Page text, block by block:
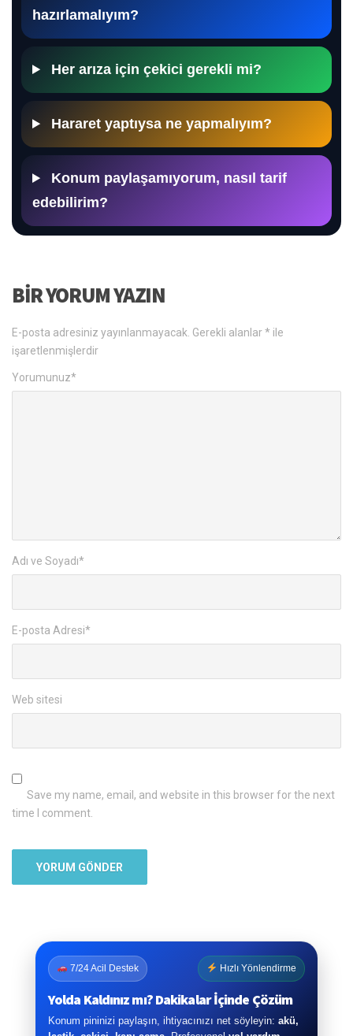
hazırlamalıyım?
Her arıza için çekici gerekli mi?
Hararet yaptıysa ne yapmalıyım?
Konum paylaşamıyorum, nasıl tarif
edebilirim?
BIR YORUM YAZIN
E-posta adresiniz yayınlanmayacak. Gerekli alanlar* ile
işaretlenmişlerdir
Yorumunuz*
Adı ve Soyadı*
E-posta Adresi*
Web sitesi
Save my name, email, and website in this browser for the next
time I comment.
7/24 Acil Destek Hızlı Yönlendirme
Yolda Kaldınız mı? Dakikalar İçinde Çözüm
Konum pininizi paylaşın, ihtiyacınızı net söyleyin: akü,